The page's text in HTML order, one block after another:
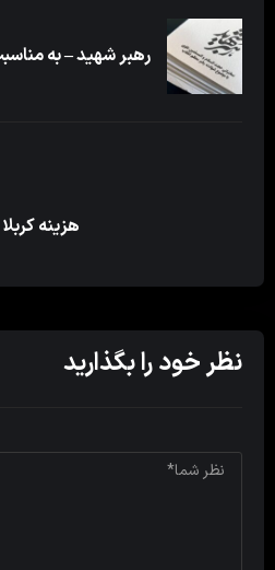
رهبر شهید – به
هزینه
نظر خود را بگذارید